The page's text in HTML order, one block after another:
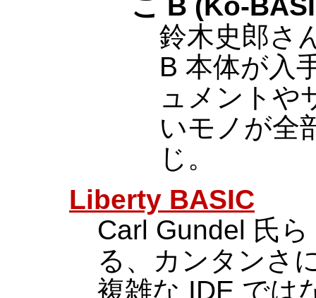
鈴木史郎さ
B 本体が入
ュメントや
いモノが全
じ。
Liberty BASIC
Carl Gundel 氏
る、カンタンさ
複雑な IDE では